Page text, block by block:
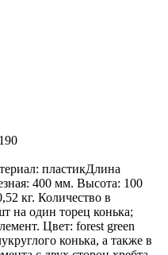
пластикДлина
400 мм. Высота: 100
кг. Количество в
на один торец конька;
Цвет: forest green
конька, а также в